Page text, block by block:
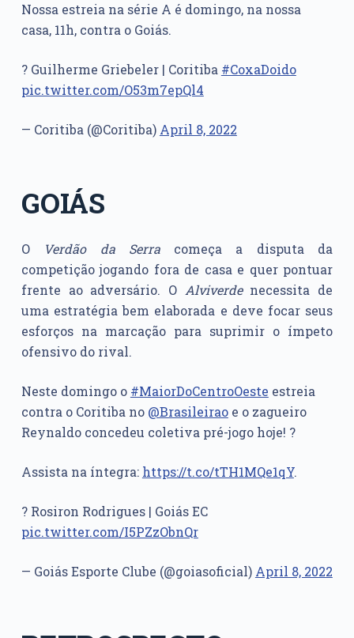
Nossa estreia na série A é domingo, na nossa
casa, 11h, contra o Goiás.
? Guilherme Griebeler | Coritiba #CoxaDoido
pic.twitter.com/O53m7epQl4
— Coritiba (@Coritiba) April 8, 2022
GOIÁS
O Verdão da Serracomeça a disputa da
competição jogando fora de casa e quer pontuar
frente ao adversário. O Alviverdenecessita de
uma estratégia bem elaborada e deve focar seus
esforços na marcação para suprimir o ímpeto
ofensivo do rival.
Neste domingo o #MaiorDoCentroOeste estreia
contra o Coritiba no @Brasileiraoe o zagueiro
Reynaldo concedeu coletiva pré-jogo hoje! ?
Assista na íntegra: https://t.co/tTH1MQe1qY.
? Rosiron Rodrigues | Goiás EC
pic.twitter.com/I5PZzObnQr
— Goiás Esporte Clube (@goiasoficial) April 8, 2022